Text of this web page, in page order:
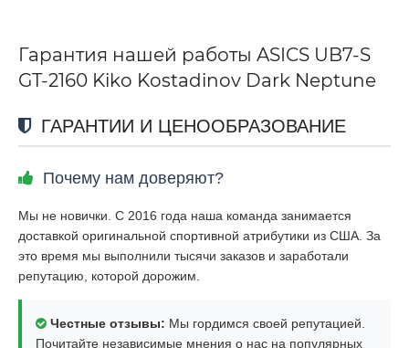
Гарантия нашей работы ASICS UB7-S
GT-2160 Kiko Kostadinov Dark Neptune
ГАРАНТИИ И ЦЕНООБРАЗОВАНИЕ
Почему нам доверяют?
Мы не новички. С 2016 года наша команда занимается
доставкой оригинальной спортивной атрибутики из США. За
это время мы выполнили тысячи заказов и заработали
репутацию, которой дорожим.
Честные отзывы: Мы гордимся своей репутацией.
Почитайте независимые мнения о нас на популярных